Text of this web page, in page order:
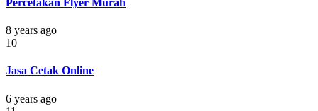
Percetakan Flyer Murah
8 years ago
10
Jasa Cetak Online
6 years ago